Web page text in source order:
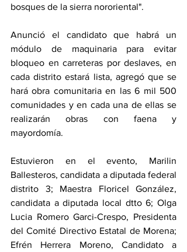
bosques de la sierra nororiental".
Anunció el candidato que habrá un
módulo de maquinaria para evitar
bloqueo en carreteras por deslaves, en
cada distrito estará lista, agregó que se
hará obra comunitaria en las 6 mil 500
comunidades y en cada una de ellas se
realizarán obras con faena y
mayordomía.
Estuvieron en el evento, Marilin
Ballesteros, candidata a diputada federal
distrito 3; Maestra Floricel González,
candidata a diputada local dtto 6; Olga
Lucia Romero Garci-Crespo, Presidenta
del Comité Directivo Estatal de Morena;
Efrén Herrera Moreno, Candidato a